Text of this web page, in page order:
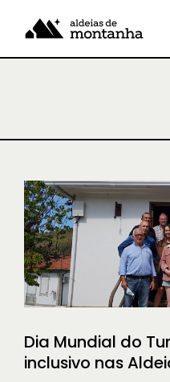
content
de
Dia Mundial do
inclusivo nas